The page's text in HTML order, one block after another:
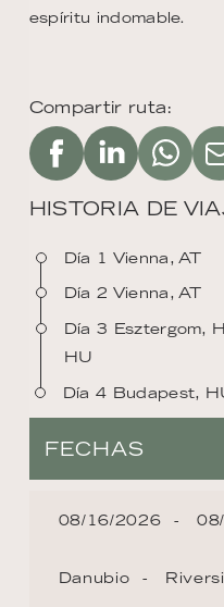
Compartir ruta:
HISTORIA DE
Día 1 Vienna, AT
Día 2 Vienna, AT
Día 3 Esztergom,
HU
Día 4 Budapest,
espíritu indomable.
FECHAS
08/16/2026
Danubio